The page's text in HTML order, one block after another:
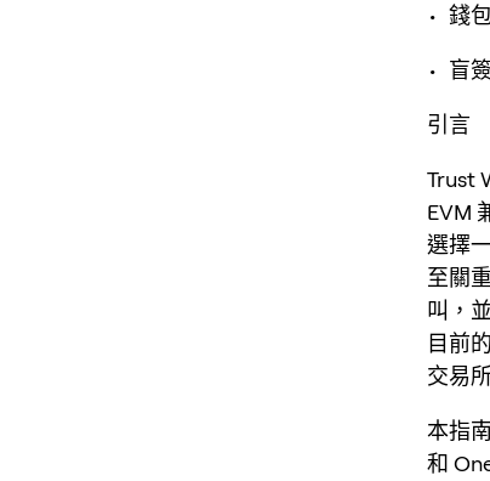
• 錢
• 盲
引言
Trust
EVM
選擇
至關
叫，
目前
交易
本指
和